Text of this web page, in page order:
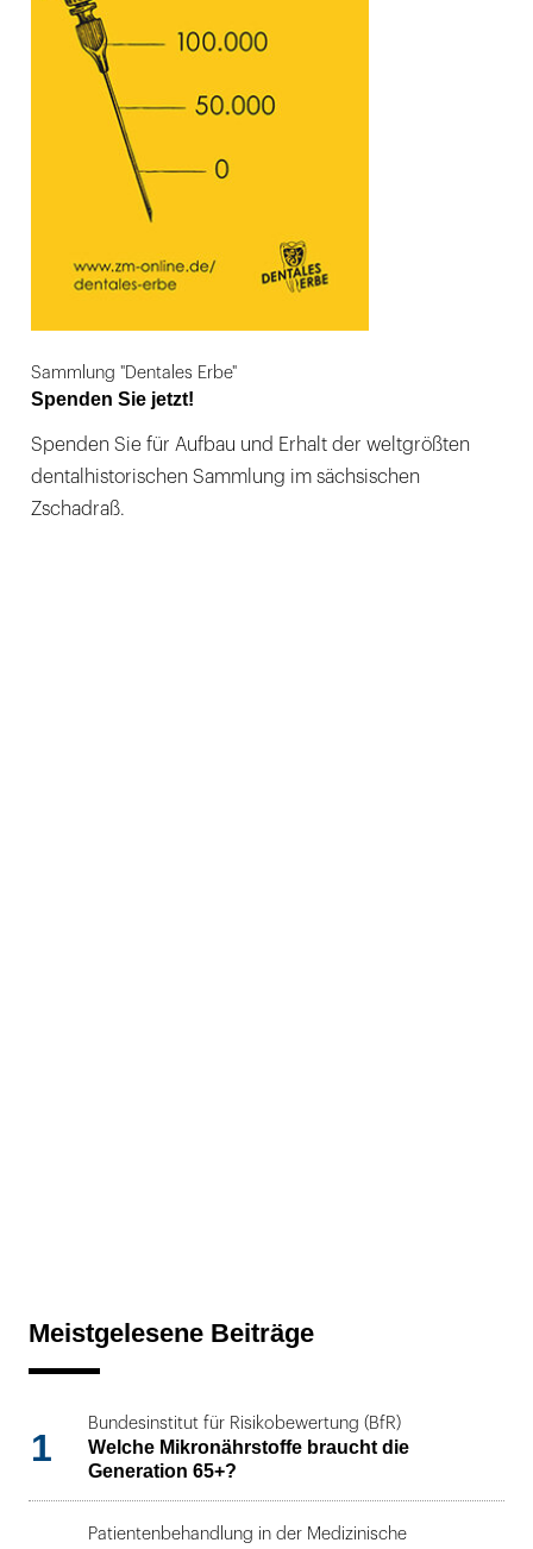
Sammlung "Dentales Erbe"
Spenden Sie jetzt!
Spenden Sie für Aufbau und Erhalt der weltgrößten
dentalhistorischen Sammlung im sächsischen
Zschadraß.
Meistgelesene Beiträge
1
Bundesinstitut für Risikobewertung (BfR)
Welche Mikronährstoffe braucht die
Generation 65+?
Patientenbehandlung in der Medizinische